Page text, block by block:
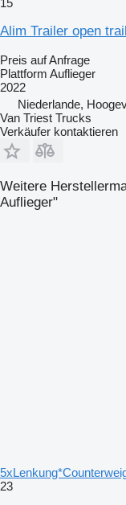
15
Alim Trailer open
Preis auf Anfrage
Plattform Auflieger
2022
Niederlande,
Van Triest Trucks
Verkäufer kontaktieren
Weitere
Auflieger"
23